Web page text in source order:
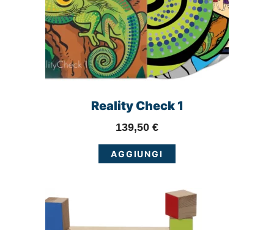
Reality Check 1
139,50 €
AGGIUNGI